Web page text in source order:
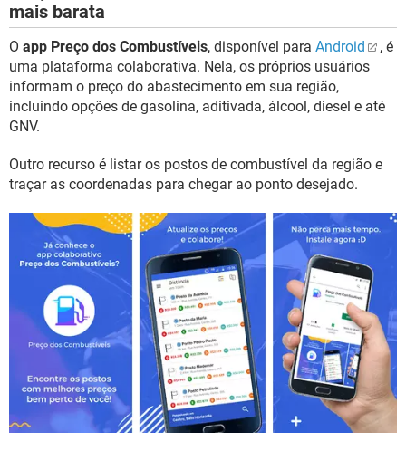
mais barata
O app Preço dos Combustíveis, disponível para Android
, é
uma plataforma colaborativa. Nela, os próprios usuários
informam o preço do abastecimento em sua região,
incluindo opções de gasolina, aditivada, álcool, diesel e até
GNV.
Outro recurso é listar os postos de combustível da região e
traçar as coordenadas para chegar ao ponto desejado.